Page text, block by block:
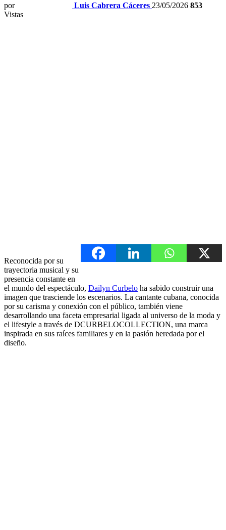
por Luis Cabrera Cáceres 23/05/2026 853
Vistas
Reconocida por su
trayectoria musical y su
presencia constante en
el mundo del espectáculo, Dailyn Curbelo ha sabido construir una
imagen que trasciende los escenarios. La cantante cubana, conocida
por su carisma y conexión con el público, también viene
desarrollando una faceta empresarial ligada al universo de la moda y
el lifestyle a través de DCURBELOCOLLECTION, una marca
inspirada en sus raíces familiares y en la pasión heredada por el
diseño.